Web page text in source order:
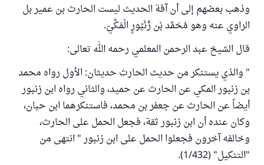
وذهب بعضهم إلى أن آفة الحديث ليست الحارث بن عمير بل
الراوي عنه وهو مُحَمَّد بْن زُنْبُورٍ الْمَكِّيّ.
قال الشيخ عبد الرحمن المعلمي رحمه الله تعالى:
" والذي يستنكر من حديث الحارث حديثان: الأول رواه محمد
بن زنبور المكي عن الحارث عن حميد، والثاني رواه ابن زنبور
أيضاً عن الحارث عن جعفر بن محمد، فاستنكرهما ابن حبان،
وكان عنده أن ابن زنبور ثقة، فجعل الحمل على الحارث،
وخالفه آخرون فجعلوا الحمل على ابن زنبور " انتهى من
"التنكيل" (1/432).